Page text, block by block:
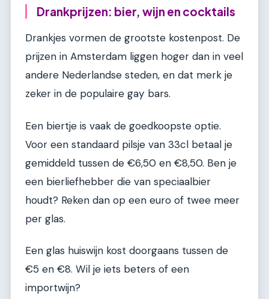
Drankprijzen: bier, wijn en cocktails
Drankjes vormen de grootste kostenpost. De
prijzen in Amsterdam liggen hoger dan in veel
andere Nederlandse steden, en dat merk je
zeker in de populaire gay bars.
Een biertje is vaak de goedkoopste optie.
Voor een standaard pilsje van 33cl betaal je
gemiddeld tussen de €6,50 en €8,50. Ben je
een bierliefhebber die van speciaalbier
houdt? Reken dan op een euro of twee meer
per glas.
Een glas huiswijn kost doorgaans tussen de
€5 en €8. Wil je iets beters of een
importwijn?